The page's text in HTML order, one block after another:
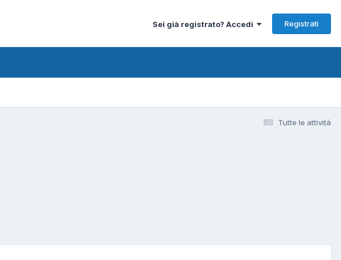
Sei già registrato? Accedi Registrati
Tutte le attività